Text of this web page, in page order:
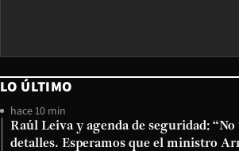
LO ÚLTIMO
hace 10 min
Raúl Leiva y agenda de seguridad:
detalles. Esperamos que el ministro